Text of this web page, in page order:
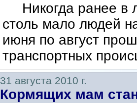
Никогда ранее в
столь мало людей
июня по август
транспортных
31 августа 2010 г.
Кормящих мам